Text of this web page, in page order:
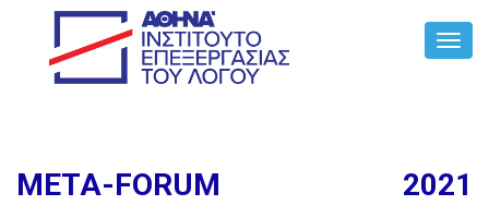
META-FORUM 2021